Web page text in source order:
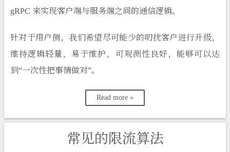
gRPC 来实现客户端与服务端之间的通信逻辑。
针对于用户侧，我们希望尽可能少的叨扰客户进行升级，
维持逻辑轻量，易于维护，可观测性良好，能够可以达
到“一次性把事情做对”。
Read more »
常见的限流算法